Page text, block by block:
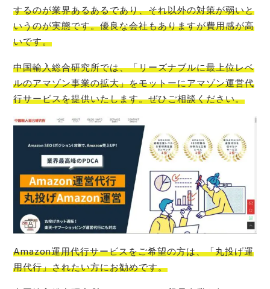
するのが業界あるあるであり、それ以外の対策が弱いと
いうのが実態です。優良な会社もありますが費用感が高
いです。
中国輸入総合研究所では、「リーズナブルに最上位レベ
ルのアマゾン事業の拡大」をモットーにアマゾン運営代
行サービスを提供いたします。ぜひご相談ください。
Amazon運用代行サービスをご希望の方は、「丸投げ運
用代行」されたい方にお勧めです。